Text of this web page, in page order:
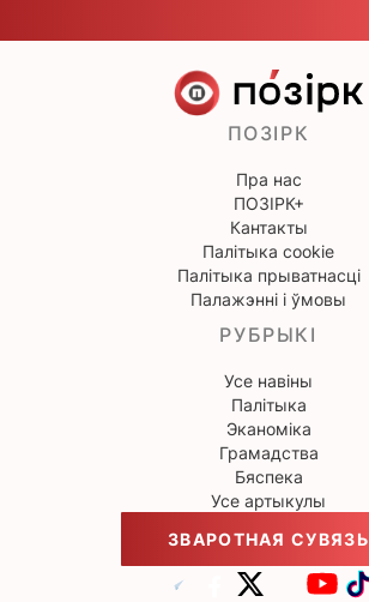
ПОЗІРК
Пра нас
ПОЗІРК+
Кантакты
Палітыка cookie
Палітыка прыватнасці
Палажэнні і ўмовы
РУБРЫКІ
Усе навіны
Палітыка
Эканоміка
Грамадства
Бяспека
Усе артыкулы
ЗВАРОТНАЯ СУВЯЗЬ